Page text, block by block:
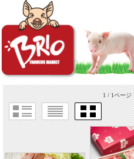
1 / 1ページ